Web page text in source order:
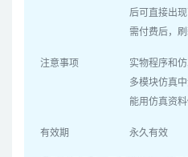
后可直接出
需付费后，
注意事项
实物程序和
多模块仿真
能用仿真资
有效期 永久有效